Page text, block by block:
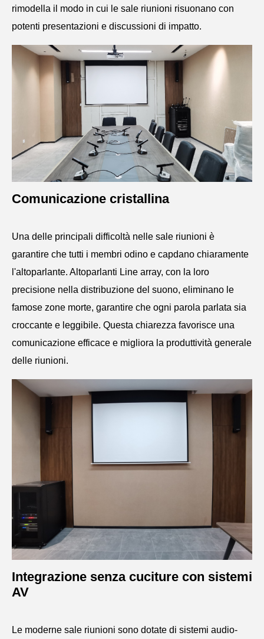
rimodella il modo in cui le sale riunioni risuonano con
potenti presentazioni e discussioni di impatto.
Comunicazione cristallina
Una delle principali difficoltà nelle sale riunioni è
garantire che tutti i membri odino e capdano chiaramente
l'altoparlante. Altoparlanti Line array, con la loro
precisione nella distribuzione del suono, eliminano le
famose zone morte, garantire che ogni parola parlata sia
croccante e leggibile. Questa chiarezza favorisce una
comunicazione efficace e migliora la produttività generale
delle riunioni.
Integrazione senza cuciture con sistemi
AV
Le moderne sale riunioni sono dotate di sistemi audio-